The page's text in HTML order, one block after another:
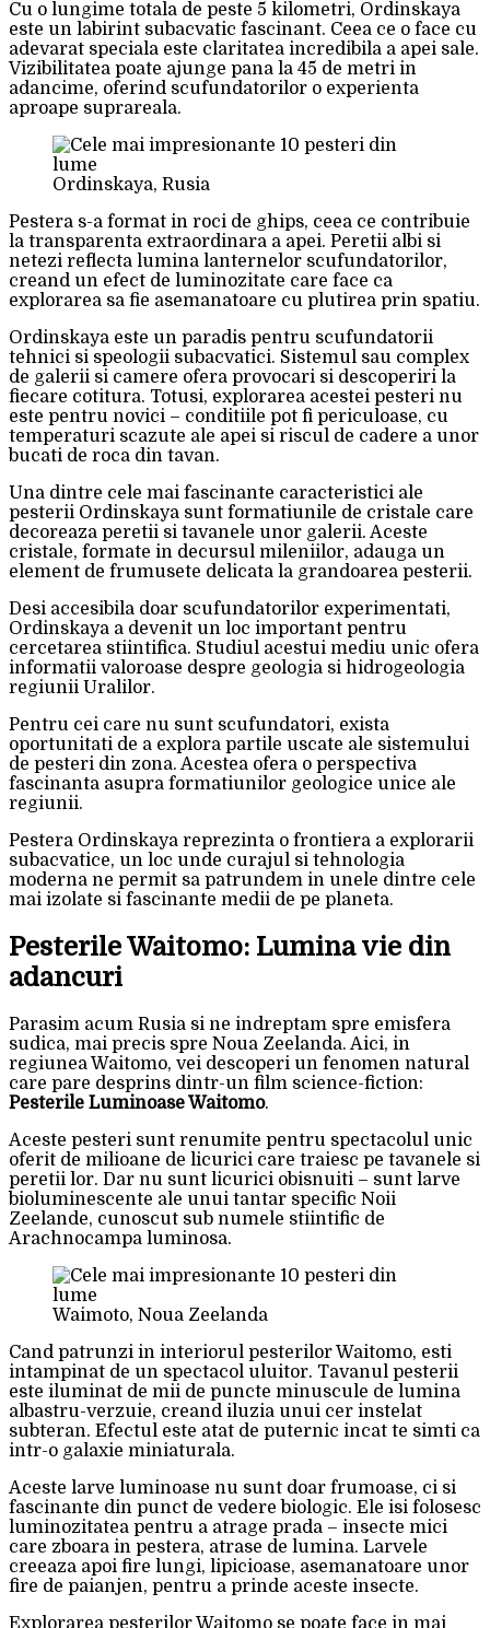
Cu o lungime totala de peste 5 kilometri, Ordinskaya
este un labirint subacvatic fascinant. Ceea ce o face cu
adevarat speciala este claritatea incredibila a apei sale.
Vizibilitatea poate ajunge pana la 45 de metri in
adancime, oferind scufundatorilor o experienta
aproape suprareala.
Ordinskaya, Rusia
Pestera s-a format in roci de ghips, ceea ce contribuie
la transparenta extraordinara a apei. Peretii albi si
netezi reflecta lumina lanternelor scufundatorilor,
creand un efect de luminozitate care face ca
explorarea sa fie asemanatoare cu plutirea prin spatiu.
Ordinskaya este un paradis pentru scufundatorii
tehnici si speologii subacvatici. Sistemul sau complex
de galerii si camere ofera provocari si descoperiri la
fiecare cotitura. Totusi, explorarea acestei pesteri nu
este pentru novici – conditiile pot fi periculoase, cu
temperaturi scazute ale apei si riscul de cadere a unor
bucati de roca din tavan.
Una dintre cele mai fascinante caracteristici ale
pesterii Ordinskaya sunt formatiunile de cristale care
decoreaza peretii si tavanele unor galerii. Aceste
cristale, formate in decursul mileniilor, adauga un
element de frumusete delicata la grandoarea pesterii.
Desi accesibila doar scufundatorilor experimentati,
Ordinskaya a devenit un loc important pentru
cercetarea stiintifica. Studiul acestui mediu unic ofera
informatii valoroase despre geologia si hidrogeologia
regiunii Uralilor.
Pentru cei care nu sunt scufundatori, exista
oportunitati de a explora partile uscate ale sistemului
de pesteri din zona. Acestea ofera o perspectiva
fascinanta asupra formatiunilor geologice unice ale
regiunii.
Pestera Ordinskaya reprezinta o frontiera a explorarii
subacvatice, un loc unde curajul si tehnologia
moderna ne permit sa patrundem in unele dintre cele
mai izolate si fascinante medii de pe planeta.
Pesterile Waitomo: Lumina vie din
adancuri
Parasim acum Rusia si ne indreptam spre emisfera
sudica, mai precis spre Noua Zeelanda. Aici, in
regiunea Waitomo, vei descoperi un fenomen natural
care pare desprins dintr-un film science-fiction:
Pesterile Luminoase Waitomo.
Aceste pesteri sunt renumite pentru spectacolul unic
oferit de milioane de licurici care traiesc pe tavanele si
peretii lor. Dar nu sunt licurici obisnuiti – sunt larve
bioluminescente ale unui tantar specific Noii
Zeelande, cunoscut sub numele stiintific de
Arachnocampa luminosa.
Waimoto, Noua Zeelanda
Cand patrunzi in interiorul pesterilor Waitomo, esti
intampinat de un spectacol uluitor. Tavanul pesterii
este iluminat de mii de puncte minuscule de lumina
albastru-verzuie, creand iluzia unui cer instelat
subteran. Efectul este atat de puternic incat te simti ca
intr-o galaxie miniaturala.
Aceste larve luminoase nu sunt doar frumoase, ci si
fascinante din punct de vedere biologic. Ele isi folosesc
luminozitatea pentru a atrage prada – insecte mici
care zboara in pestera, atrase de lumina. Larvele
creeaza apoi fire lungi, lipicioase, asemanatoare unor
fire de paianjen, pentru a prinde aceste insecte.
Explorarea pesterilor Waitomo se poate face in mai